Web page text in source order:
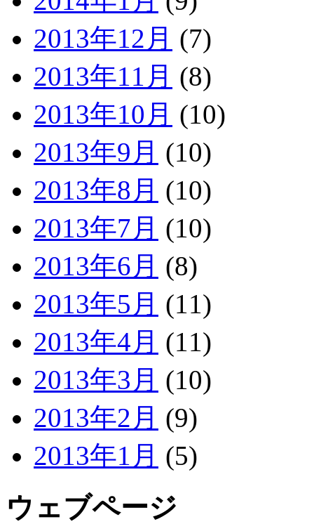
2013年12月 (7)
2013年11月 (8)
2013年10月 (10)
2013年9月 (10)
2013年8月 (10)
2013年7月 (10)
2013年6月 (8)
2013年5月 (11)
2013年4月 (11)
2013年3月 (10)
2013年2月 (9)
2013年1月 (5)
ウェブページ